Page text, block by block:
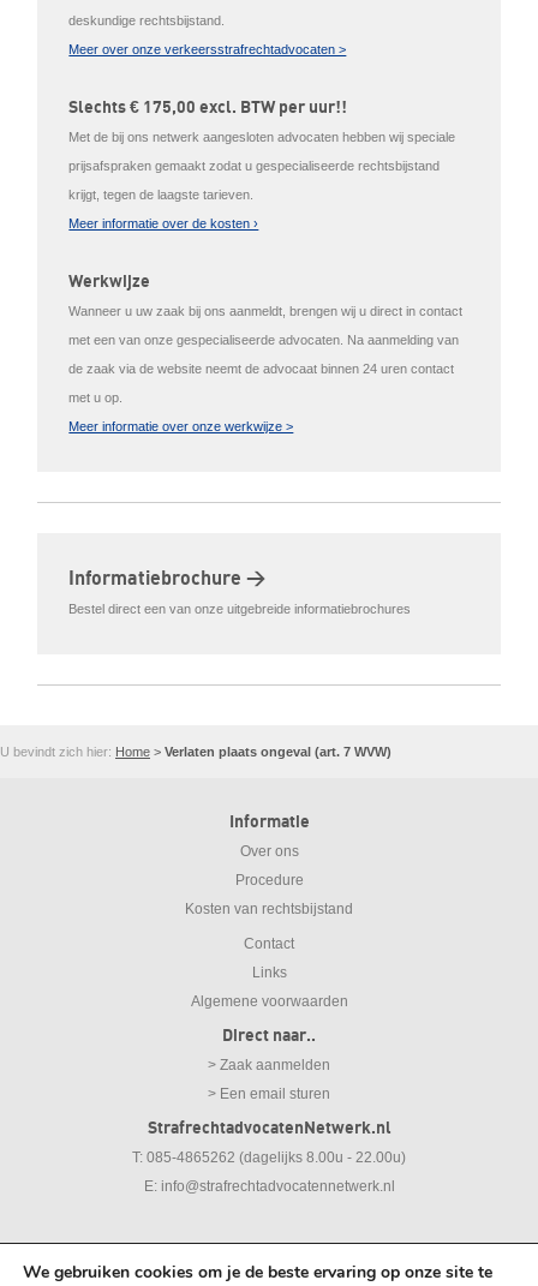
deskundige rechtsbijstand.
Meer over onze verkeersstrafrechtadvocaten >
Slechts € 175,00 excl. BTW per uur!!
Met de bij ons netwerk aangesloten advocaten hebben wij speciale
prijsafspraken gemaakt zodat u gespecialiseerde rechtsbijstand
krijgt, tegen de laagste tarieven.
Meer informatie over de kosten ›
Werkwijze
Wanneer u uw zaak bij ons aanmeldt, brengen wij u direct in contact
met een van onze gespecialiseerde advocaten. Na aanmelding van
de zaak via de website neemt de advocaat binnen 24 uren contact
met u op.
Meer informatie over onze werkwijze >
Informatiebrochure >
Bestel direct een van onze uitgebreide informatiebrochures
U bevindt zich hier: Home > Verlaten plaats ongeval (art. 7 WVW)
Informatie
Over ons
Procedure
Kosten van rechtsbijstand
Contact
Links
Algemene voorwaarden
Direct naar..
> Zaak aanmelden
> Een email sturen
StrafrechtadvocatenNetwerk.nl
T: 085-4865262 (dagelijks 8.00u - 22.00u)
E: info@strafrechtadvocatennetwerk.nl
© 2026Strafrechtadvocaten Netwerk
We gebruiken cookies om je de beste ervaring op onze site te